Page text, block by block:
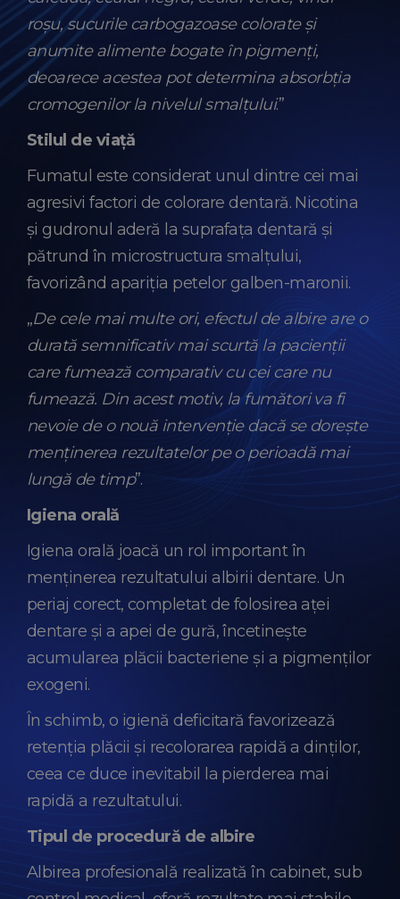
roșu, sucurile carbogazoase colorate și
anumite alimente bogate în pigmenți,
deoarece acestea pot determina absorbția
cromogenilor la nivelul smalțului.”
Stilul de viață
Fumatul este considerat unul dintre cei mai
agresivi factori de colorare dentară. Nicotina
și gudronul aderă la suprafața dentară și
pătrund în microstructura smalțului,
favorizând apariția petelor galben-maronii.
„De cele mai multe ori, efectul de albire are o
durată semnificativ mai scurtă la pacienții
care fumează comparativ cu cei care nu
fumează. Din acest motiv, la fumători va fi
nevoie de o nouă intervenție dacă se dorește
menținerea rezultatelor pe o perioadă mai
lungă de timp”.
Igiena orală
Igiena orală joacă un rol important în
menținerea rezultatului albirii dentare. Un
periaj corect, completat de folosirea aței
dentare și a apei de gură, încetinește
acumularea plăcii bacteriene și a pigmenților
exogeni.
În schimb, o igienă deficitară favorizează
retenția plăcii și recolorarea rapidă a dinților,
ceea ce duce inevitabil la pierderea mai
rapidă a rezultatului.
Tipul de procedură de albire
Albirea profesională realizată în cabinet, sub